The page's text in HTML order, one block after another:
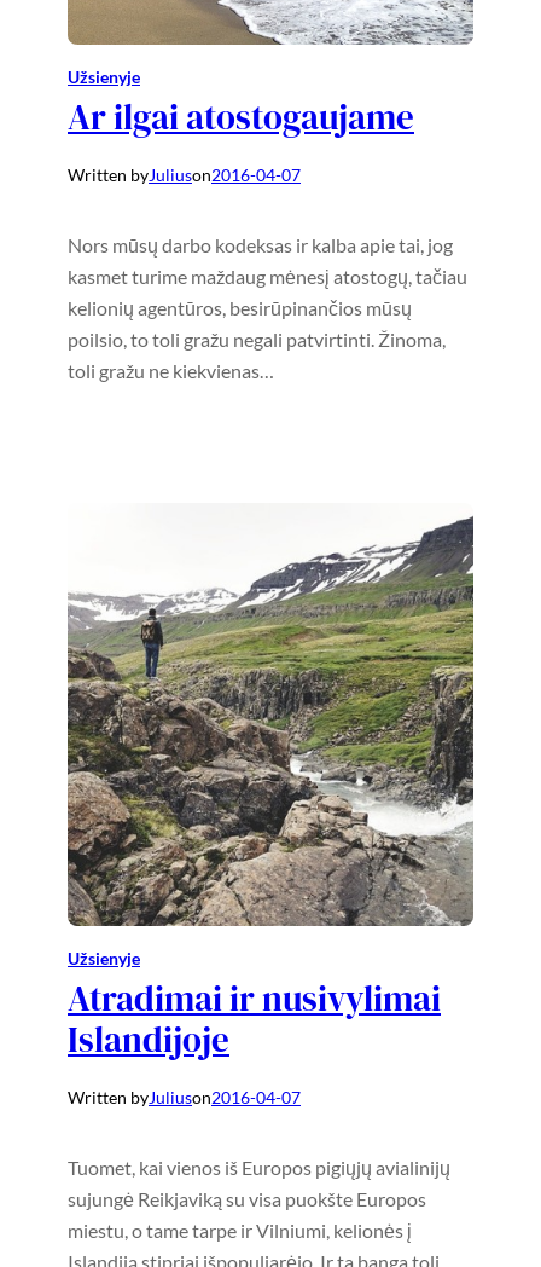
Užsienyje
Ar ilgai atostogaujame
Written byJuliuson2016-04-07
Nors mūsų darbo kodeksas ir kalba apie tai, jog
kasmet turime maždaug mėnesį atostogų, tačiau
kelionių agentūros, besirūpinančios mūsų
poilsio, to toli gražu negali patvirtinti. Žinoma,
toli gražu ne kiekvienas…
Užsienyje
Atradimai ir nusivylimai
Islandijoje
Written byJuliuson2016-04-07
Tuomet, kai vienos iš Europos pigiųjų avialinijų
sujungė Reikjaviką su visa puokšte Europos
miestu, o tame tarpe ir Vilniumi, kelionės į
Islandiją stipriai išpopuliarėjo. Ir ta banga toli